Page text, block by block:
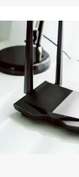
неудобства.